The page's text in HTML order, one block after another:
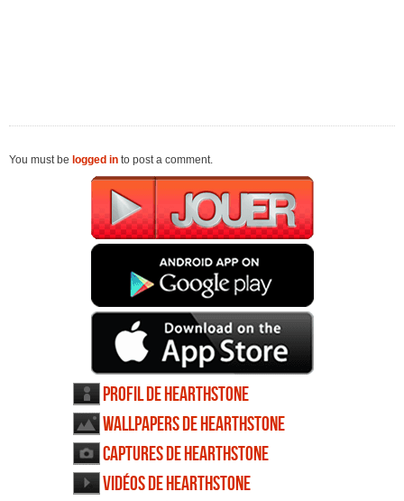
You must be logged in to post a comment.
Profil de Hearthstone
Wallpapers de Hearthstone
Captures de Hearthstone
Vidéos de Hearthstone